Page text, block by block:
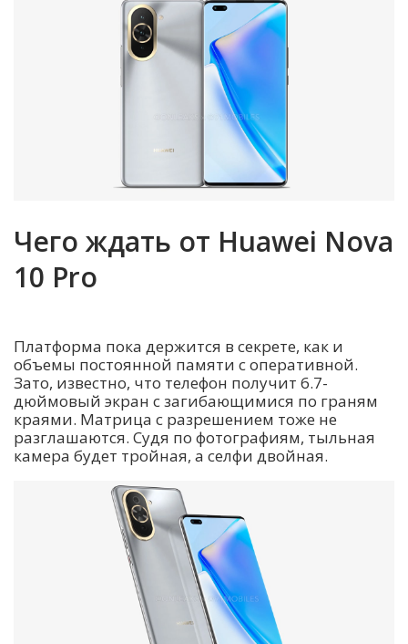
Чего ждать от Huawei Nova
10 Pro
Платформа пока держится в секрете, как и
объемы постоянной памяти с оперативной.
Зато, известно, что телефон получит 6.7-
дюймовый экран с загибающимися по граням
краями. Матрица с разрешением тоже не
разглашаются. Судя по фотографиям, тыльная
камера будет тройная, а селфи двойная.